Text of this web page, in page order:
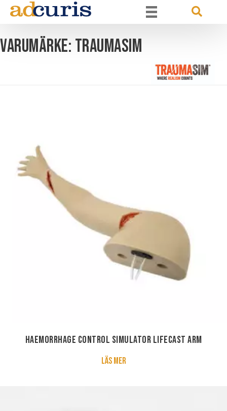
Varumärke: Traumasim
Haemorrhage Control Simulator Lifecast Arm
Läs merabout Haemorrhage Control